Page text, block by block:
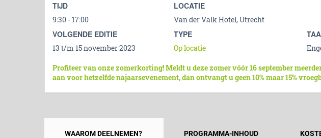
TIJD LOCATIE
9:30 - 17:00 Van der Valk Hotel, Utrecht
VOLGENDE EDITIE TYPE
13 t/m 15 november 2023 Op locatie
Profiteer van onze zomerkorting! Meldt u deze zomer vóór 16 september
aan voor hetzelfde najaarsevenement, dan ontvangt u geen 10% maar 15%
WAAROM DEELNEMEN? PROGRAMMA-INHOUD